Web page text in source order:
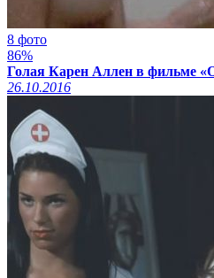
8 фото
86%
Голая Карен Аллен в фильме
26.10.2016